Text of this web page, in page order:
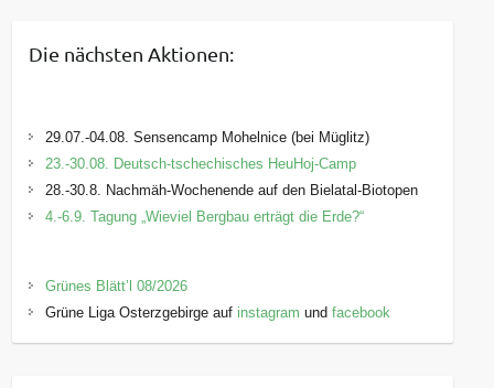
Die nächsten Aktionen:
29.07.-04.08. Sensencamp Mohelnice (bei Müglitz)
23.-30.08. Deutsch-tschechisches HeuHoj-Camp
28.-30.8. Nachmäh-Wochenende auf den Bielatal-Biotopen
4.-6.9. Tagung „Wieviel Bergbau erträgt die Erde?“
Grünes Blätt’l 08/2026
Grüne Liga Osterzgebirge auf instagram undfacebook